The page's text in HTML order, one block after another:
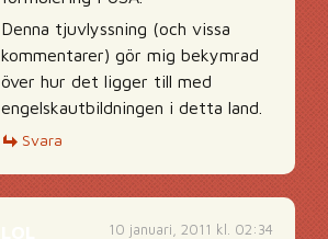
Denna tjuvlyssning (och vissa
kommentarer) gör mig bekymrad
över hur det ligger till med
engelskautbildningen i detta land.
Svara
10 januari, 2011 kl. 02:34